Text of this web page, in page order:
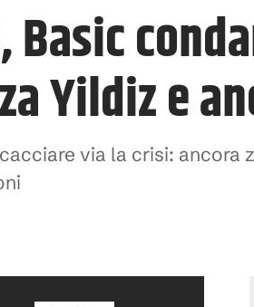
Basic
Yildiz e
via la crisi: ancora